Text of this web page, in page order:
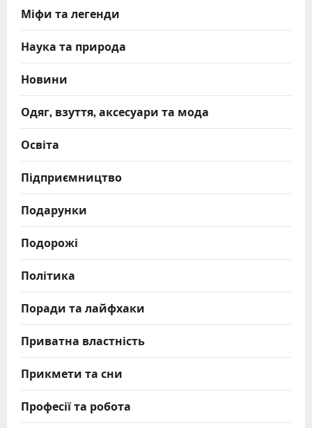
Міфи та легенди
Наука та природа
Новини
Одяг, взуття, аксесуари та мода
Освіта
Підприємництво
Подарунки
Подорожі
Політика
Поради та лайфхаки
Приватна властність
Прикмети та сни
Професії та робота